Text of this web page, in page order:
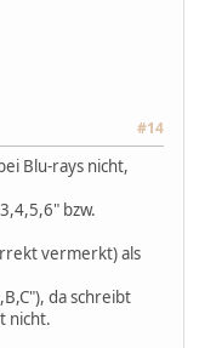
#14
Blu-rays nicht,
bzw.
vermerkt) als
da schreibt
nicht.